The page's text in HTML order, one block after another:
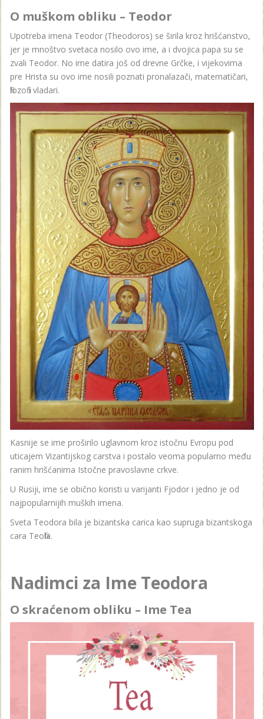
O muškom obliku – Teodor
Upotreba imena Teodor (Theodoros) se širila kroz hrišćanstvo,
jer je mnoštvo svetaca nosilo ovo ime, a i dvojica papa su se
zvali Teodor. No ime datira još od drevne Grčke, i vijekovima
pre Hrista su ovo ime nosili poznati pronalazači, matematičari,
filozofi i vladari.
Kasnije se ime proširilo uglavnom kroz istočnu Evropu pod
uticajem Vizantijskog carstva i postalo veoma popularno među
ranim hrišćanima Istočne pravoslavne crkve.
U Rusiji, ime se obično koristi u varijanti Fjodor i jedno je od
najpopularnijih muških imena.
Sveta Teodora bila je bizantska carica kao supruga bizantskoga
cara Teofila.
Nadimci za Ime Teodora
O skraćenom obliku – Ime Tea